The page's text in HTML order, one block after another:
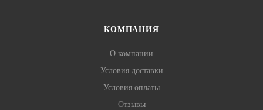
КОМПАНИЯ
О компании
Условия доставки
Условия оплаты
Отзывы